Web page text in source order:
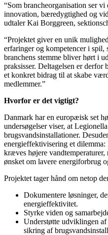
“Som brancheorganisation ser
innovation, bæredygtighed og
udtaler Kai Borggreen,
“Projektet giver en unik
erfaringer og kompetencer i spil,
branchens stemme bliver hørt i
praksisser. Deltagelsen er derfor
et konkret bidrag til at skabe
medlemmer.”
Hvorfor er det vigtigt?
Danmark har en europæisk set
undersøgelser viser, at
brugsvandsinstallationer.
energieffektivisering et
kræves højere
ønsket om lavere energiforbrug
Projektet tager hånd om netop
Dokumentere løsninger,
energieffektivitet.
Styrke viden og
Understøtte udviklingen
sikring af